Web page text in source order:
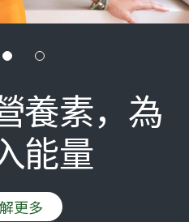
養素，為
能量
更多